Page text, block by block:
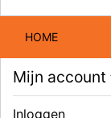
HOME
Mijn account
Inloggen